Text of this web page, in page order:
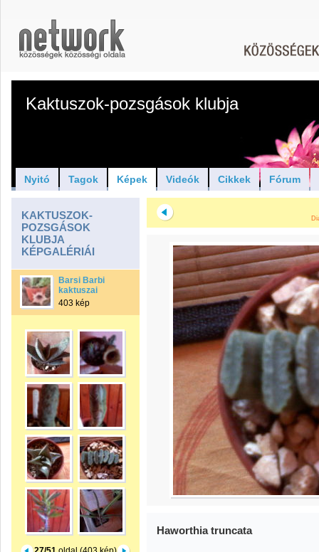
Kaktuszok-pozsgások klubja
Nyitó Tagok Képek Videók Cikkek Fórum
KAKTUSZOK-
POZSGÁSOK
KLUBJA
KÉPGALÉRIÁI
Barsi Barbi
kaktuszai
403 kép
Haworthia truncata